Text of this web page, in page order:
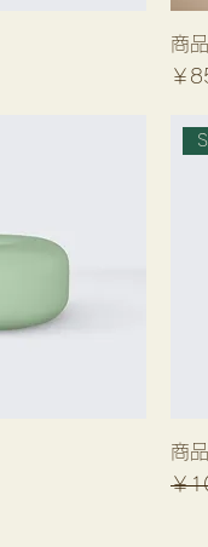
商
価格
￥
商
通
￥